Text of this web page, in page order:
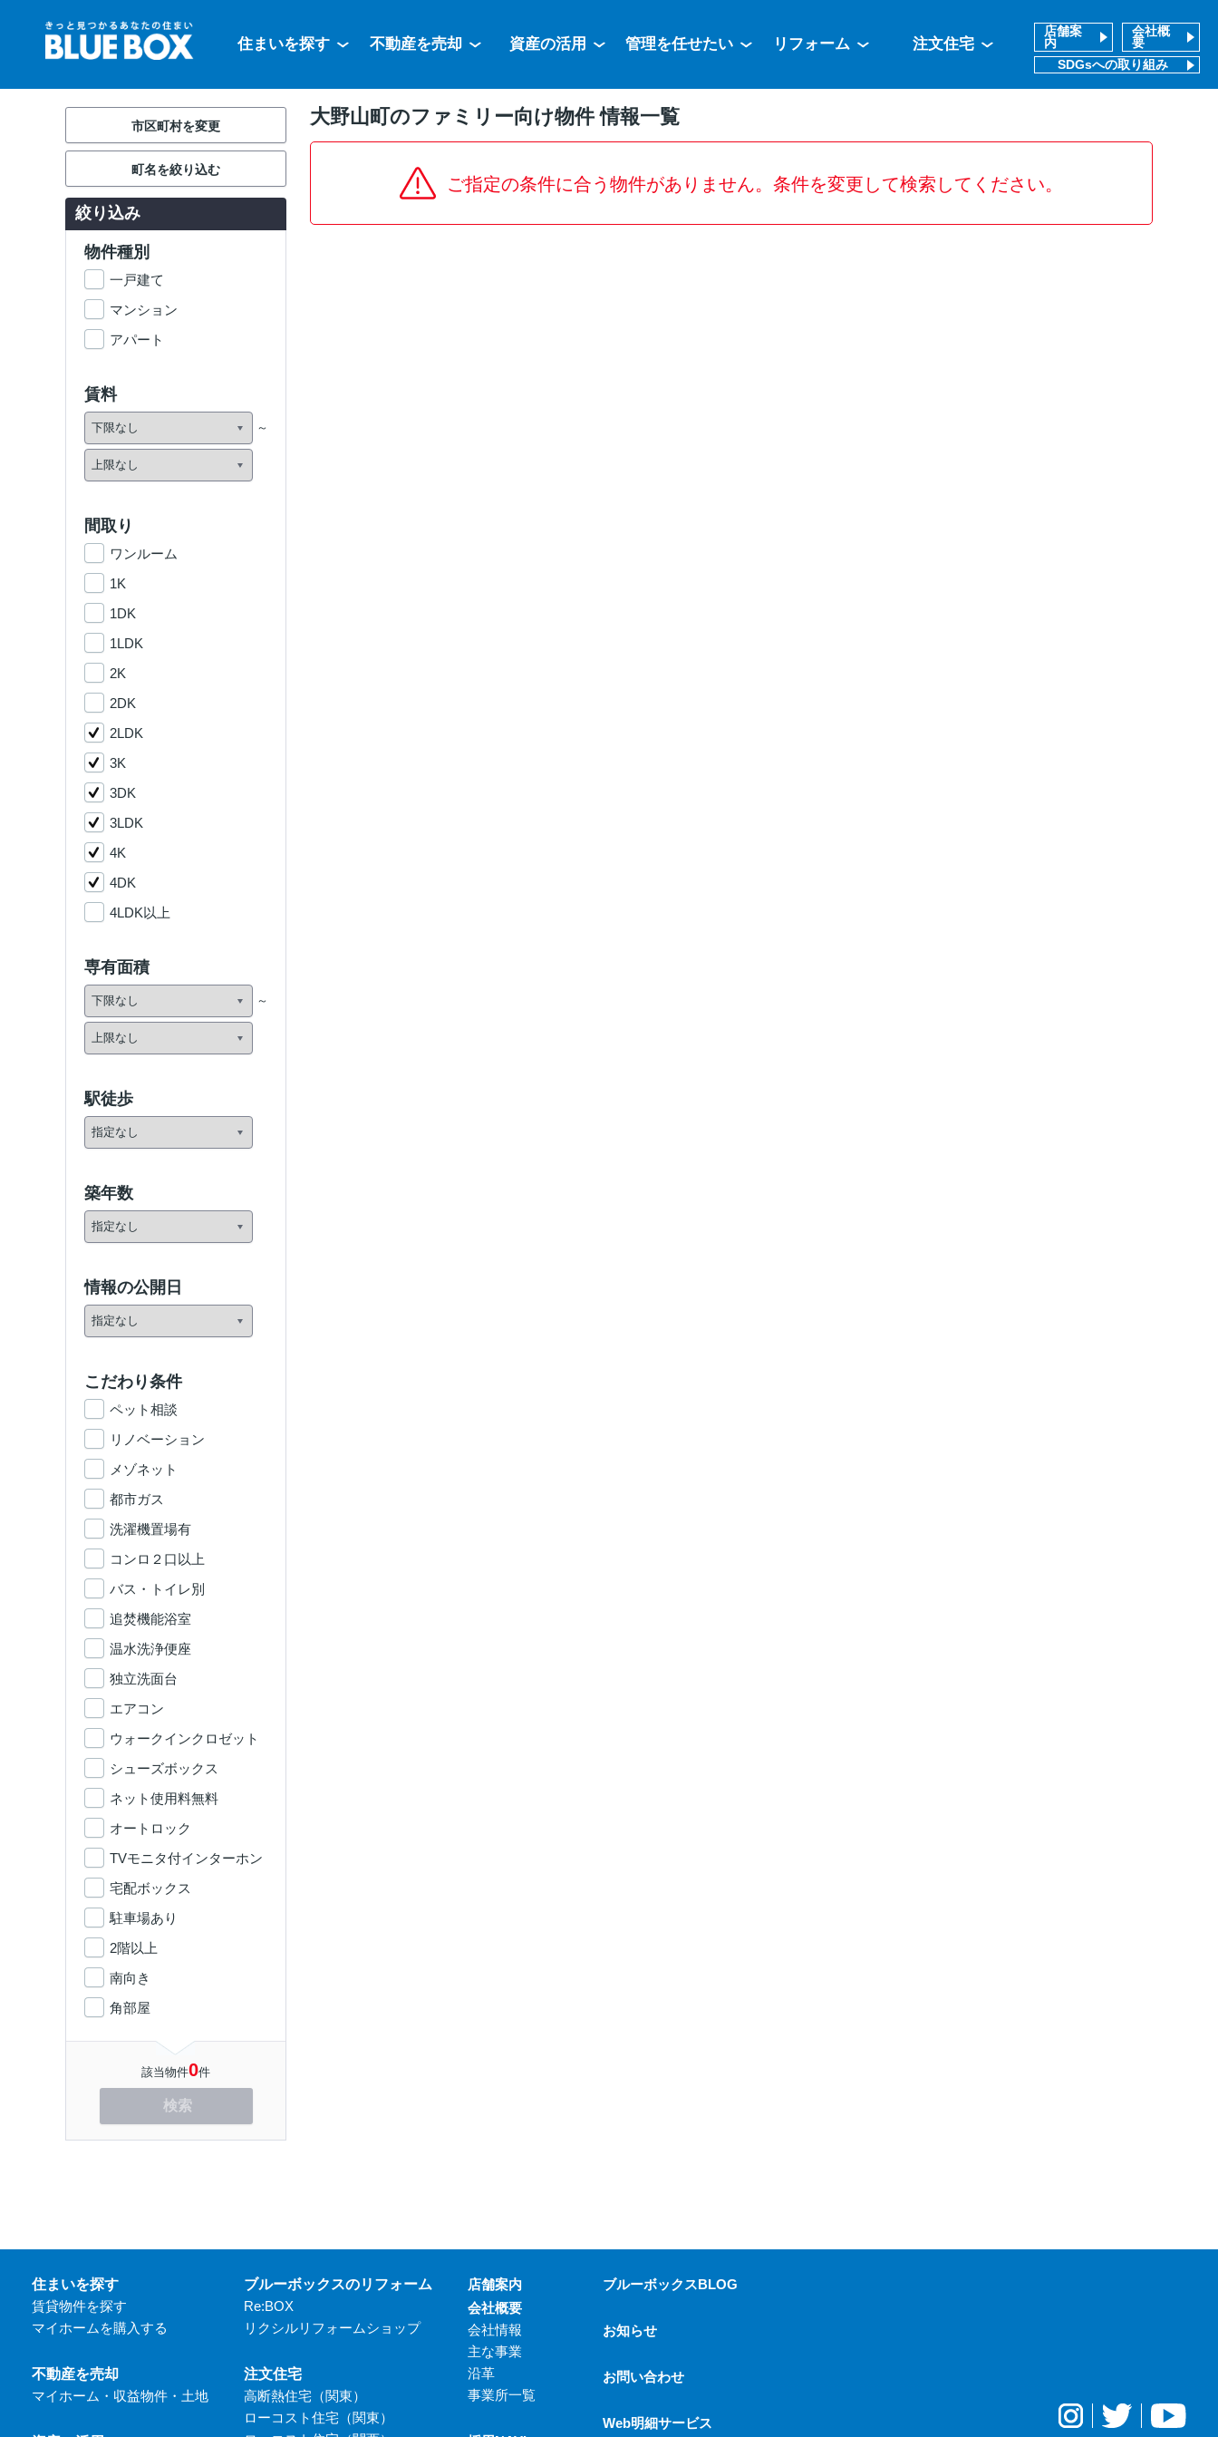
住まいを探す 不動産を売却 資産の活用 管理を任せたい リフォーム 注文住宅
店舗案
内
会社概
要
SDGsへの取り組み
大野山町のファミリー向け物件 情報一覧
ご指定の条件に合う物件がありません。条件を変更して検索してください。
市区町村を変更
町名を絞り込む
絞り込み
物件種別
一戸建て
マンション
アパート
賃料
間取り
ワンルーム
1K
1DK
1LDK
2K
2DK
2LDK
3K
3DK
3LDK
4K
4DK
4LDK以上
専有面積
駅徒歩
築年数
情報の公開日
こだわり条件
ペット相談
リノベーション
メゾネット
都市ガス
洗濯機置場有
コンロ２口以上
バス・トイレ別
追焚機能浴室
温水洗浄便座
独立洗面台
エアコン
ウォークインクロゼット
シューズボックス
ネット使用料無料
オートロック
TVモニタ付インターホン
宅配ボックス
駐車場あり
2階以上
南向き
角部屋
該当物件0件
検索
住まいを探す
賃貸物件を探す
マイホームを購入する
不動産を売却
マイホーム・収益物件・土地
ブルーボックスのリフォーム
Re:BOX
リクシルリフォームショップ
注文住宅
高断熱住宅（関東）
ローコスト住宅（関東）
店舗案内
会社概要
会社情報
主な事業
沿革
事業所一覧
ブルーボックスBLOG
お知らせ
お問い合わせ
Web明細サービス